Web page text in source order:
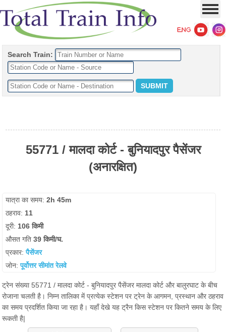
Search Train:
55771 / मालदा कोर्ट - बुनियादपुर पैसेंजर
(अनारक्षित)
यात्रा का समय:2h 45m
ठहराव: 11
दूरी: 106 किमी
औसत गति39 किमी/घ.
प्रकार:पैसेंजर
जोन:पूर्वोत्तर सीमांत रेलवे
ट्रेन संख्या 55771 / मालदा कोर्ट - बुनियादपुर पैसेंजर मालदा कोर्ट और बालुरघाट के बीच
रोजाना चलती है। निम्न तालिका में प्रत्येक स्टेशन पर ट्रेन के आगमन, प्रस्थान और ठहराव
का समय प्रदर्शित किया जा रहा है। यहाँ देखे यह ट्रैन किस स्टेशन पर कितने समय के लिए
रूकती है|